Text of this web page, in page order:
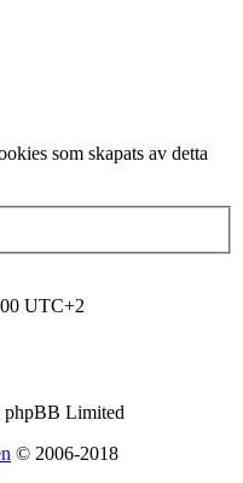
som skapats av detta
UTC+2
Limited
© 2006-2018